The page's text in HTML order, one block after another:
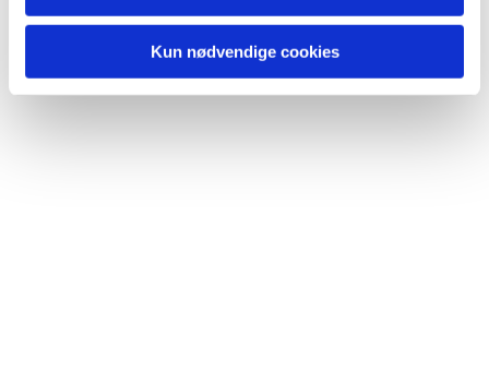
Kun nødvendige cookies